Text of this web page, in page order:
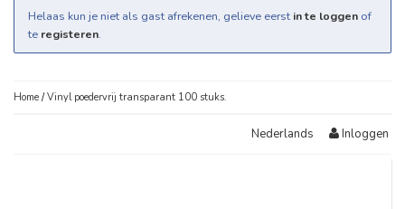
Helaas kun je niet als gast afrekenen, gelieve eerst in te loggen of
te registeren.
Home /Vinyl poedervrij transparant 100 stuks.
Nederlands Inloggen